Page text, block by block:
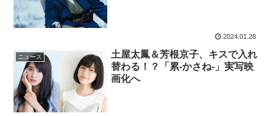
2024.01.28
ニュース
土屋太鳳＆芳根京子、キスで入れ
替わる！？「累-かさね-」実写映
画化へ